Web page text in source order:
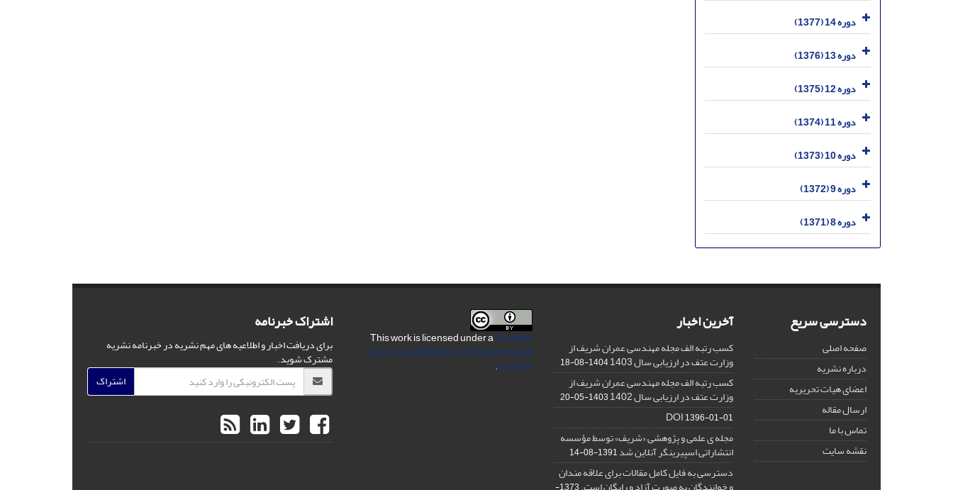
دوره 14 (1377)
دوره 13 (1376)
دوره 12 (1375)
دوره 11 (1374)
دوره 10 (1373)
دوره 9 (1372)
دوره 8 (1371)
دسترسی سریع
صفحه اصلی
درباره نشریه
اعضای هیات تحریریه
ارسال مقاله
تماس با ما
نقشه سایت
آخرین اخبار
کسب رتبه الف مجله مهندسی عمران شریف از
وزارت عتف در ارزیابی سال 1403 1404-08-18
کسب رتبه الف مجله مهندسی عمران شریف از
وزارت عتف در ارزیابی سال 1402 1403-05-20
DOI1396-01-01
مجله ی علمی و پژوهشی «شریف» توسط مؤسسه
انتشاراتی اسپیرینگر آنلاین شد1391-08-14
دسترسی به فایل کامل مقالات برای علاقه مندان
This work is licensed under aCreative
Commons Attribution 4.0 International
License
.
اشتراک خبرنامه
برای دریافت اخبار و اطلاعیه های مهم نشریه در خبرنامه نشریه
مشترک شوید.
اشتراک